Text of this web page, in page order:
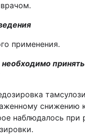
применения.
принять
снижению
наблюдалось при